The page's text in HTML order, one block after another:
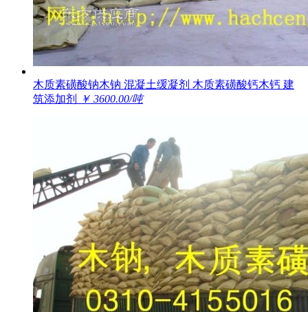
木质素磺酸钠木钠 混凝土缓凝剂 木质素磺酸钙木钙 建
筑添加剂
￥ 3600.00/吨